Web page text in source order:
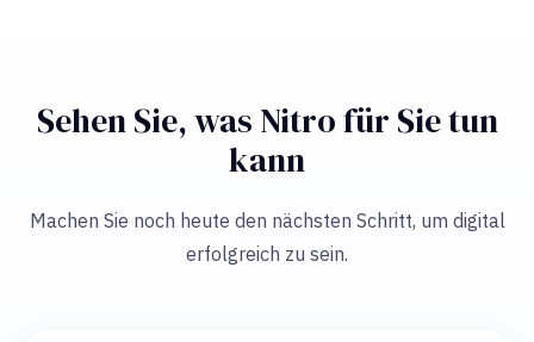
Sehen Sie, was Nitro für Sie tun
kann
Machen Sie noch heute den nächsten Schritt, um digital
erfolgreich zu sein.